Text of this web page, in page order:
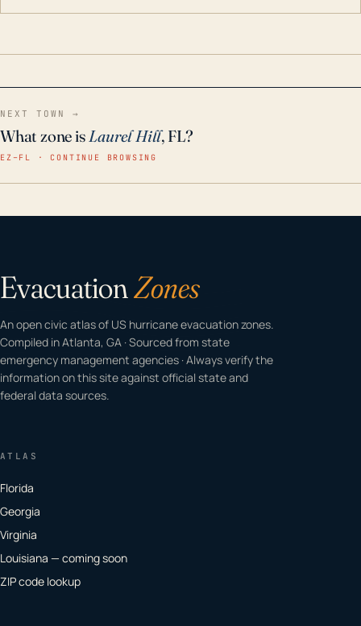
en situaciones de emergencia.
NEXT TOWN →
What zone isLaurel Hill, FL?
EZ–FL · CONTINUE BROWSING
EvacuationZones
An open civic atlas of US hurricane evacuation zones.
Compiled in Atlanta, GA · Sourced from state
emergency management agencies · Always verify the
information on this site against official state and
federal data sources.
ATLAS
Florida
Georgia
Virginia
Louisiana — coming soon
ZIP code lookup